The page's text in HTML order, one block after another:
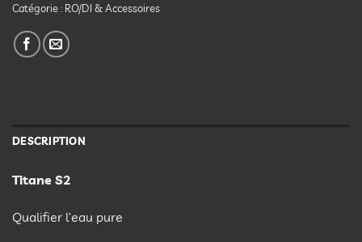
Catégorie : RO/DI & Accessoires
DESCRIPTION
Titane S2
Qualifier l’eau pure